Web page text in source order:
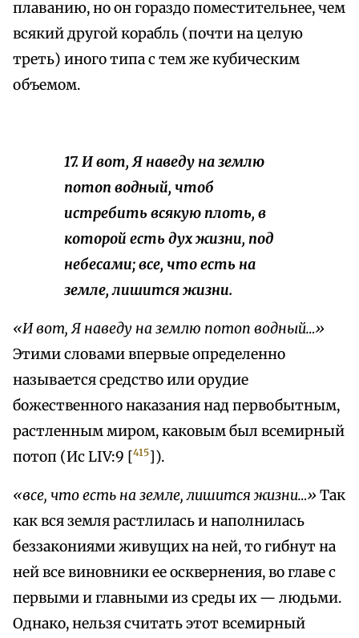
плаванию, но он гораздо поместительнее, чем
всякий другой корабль (почти на целую
треть) иного типа с тем же кубическим
объемом.
17. И вот, Я наведу на землю
потоп водный, чтоб
истребить всякую плоть, в
которой есть дух жизни, под
небесами; все, что есть на
земле, лишится жизни.
«И вот, Я наведу на землю потоп водный…»
Этими словами впервые определенно
называется средство или орудие
божественного наказания над первобытным,
растленным миром, каковым был всемирный
потоп (Ис LIV:9 [415]).
«все, что есть на земле, лишится жизни…» Так
как вся земля растлилась и наполнилась
беззакониями живущих на ней, то гибнут на
ней все виновники ее осквернения, во главе с
первыми и главными из среды их — людьми.
Однако, нельзя считать этот всемирный